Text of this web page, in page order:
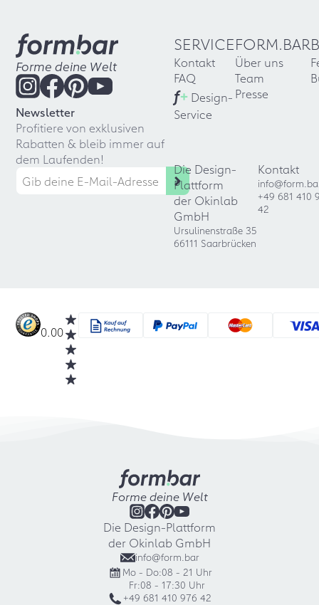
Forme deine Welt
Newsletter
Profitiere von exklusiven
Rabatten & bleib immer auf
dem Laufenden!
SERVICE
Kontakt
FAQ
f+ Design-
Service
FORM.BAR
Über uns
Team
Presse
Die Design-
Plattform
der Okinlab
GmbH
Ursulinenstraße 35
66111 Saarbrücken
Kontakt
+49 681 410
42
0.00
Forme deine Welt
Die Design-Plattform
der Okinlab GmbH
info@form.bar
Mo - Do:08 - 21 Uhr
Fr:08 - 17:30 Uhr
+49 681 410 976 42